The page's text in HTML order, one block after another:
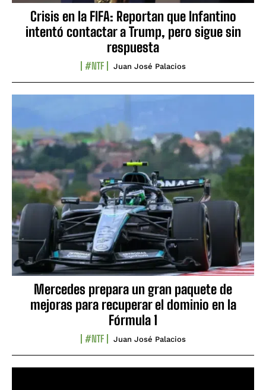
Crisis en la FIFA: Reportan que Infantino
intentó contactar a Trump, pero sigue sin
respuesta
#NTF Juan José Palacios
Mercedes prepara un gran paquete de
mejoras para recuperar el dominio en la
Fórmula 1
#NTF Juan José Palacios